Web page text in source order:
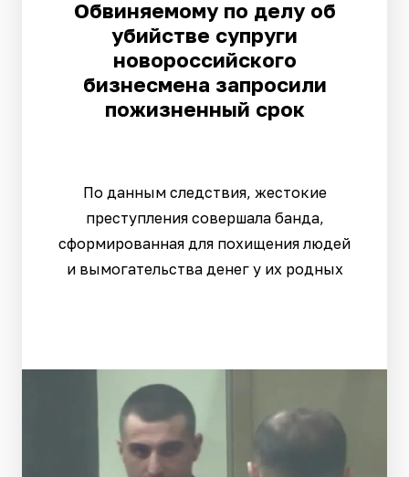
Обвиняемому по делу об
убийстве супруги
новороссийского
бизнесмена запросили
пожизненный срок
По данным следствия, жестокие
преступления совершала банда,
сформированная для похищения людей
и вымогательства денег у их родных